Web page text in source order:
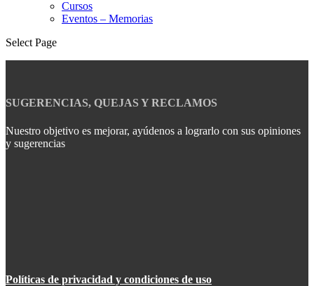
Cursos
Eventos – Memorias
Select Page
SUGERENCIAS, QUEJAS Y RECLAMOS
Nuestro objetivo es mejorar, ayúdenos a lograrlo con sus opiniones
y sugerencias
Políticas de privacidad y condiciones de uso